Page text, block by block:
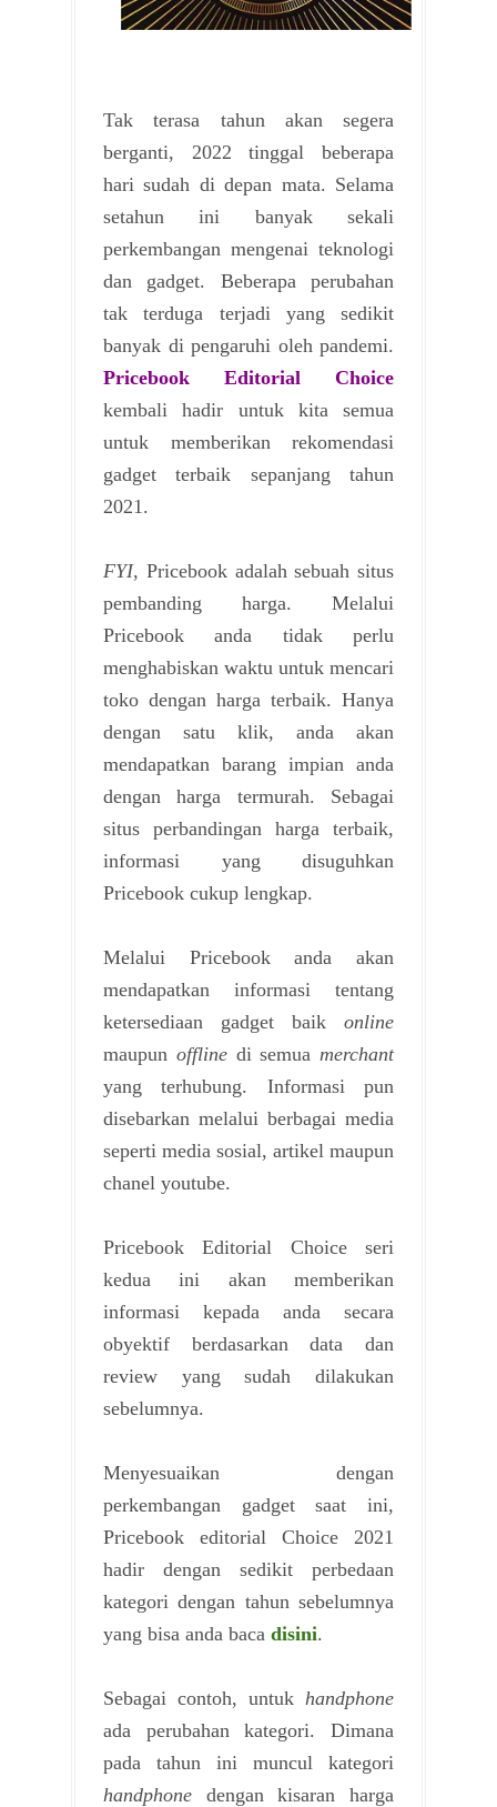
Tak terasa tahun akan segera
berganti, 2022 tinggal beberapa
hari sudah di depan mata. Selama
setahun ini banyak sekali
perkembangan mengenai teknologi
dan gadget. Beberapa perubahan
tak terduga terjadi yang sedikit
banyak di pengaruhi oleh pandemi.
Pricebook Editorial Choice
kembali hadir untuk kita semua
untuk memberikan rekomendasi
gadget terbaik sepanjang tahun
2021.
FYI, Pricebook adalah sebuah situs
pembanding harga. Melalui
Pricebook anda tidak perlu
menghabiskan waktu untuk mencari
toko dengan harga terbaik. Hanya
dengan satu klik, anda akan
mendapatkan barang impian anda
dengan harga termurah. Sebagai
situs perbandingan harga terbaik,
informasi yang disuguhkan
Pricebook cukup lengkap.
Melalui Pricebook anda akan
mendapatkan informasi tentang
ketersediaan gadget baik online
maupun offlinedi semua merchant
yang terhubung. Informasi pun
disebarkan melalui berbagai media
seperti media sosial, artikel maupun
chanel youtube.
Pricebook Editorial Choice seri
kedua ini akan memberikan
informasi kepada anda secara
obyektif berdasarkan data dan
review yang sudah dilakukan
sebelumnya.
Menyesuaikan dengan
perkembangan gadget saat ini,
Pricebook editorial Choice 2021
hadir dengan sedikit perbedaan
kategori dengan tahun sebelumnya
yang bisa anda baca disini.
Sebagai contoh, untuk handphone
ada perubahan kategori. Dimana
pada tahun ini muncul kategori
handphone dengan kisaran harga